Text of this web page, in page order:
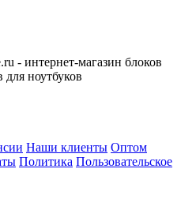
- интернет-магазин блоков
для ноутбуков
Наши клиенты Оптом
Политика Пользовательское